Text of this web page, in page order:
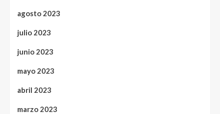
agosto 2023
julio 2023
junio 2023
mayo 2023
abril 2023
marzo 2023